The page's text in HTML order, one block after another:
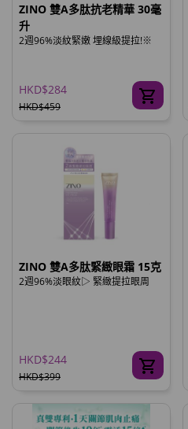
ZINO 雙A多肽抗老精華 30毫
升
2週96%淡紋緊嫩 埋線級提拉!※
HKD$284
HKD$459
ZINO 雙A多肽緊緻眼霜 15克
2週96%淡眼紋▷ 緊緻提拉眼周
HKD$244
HKD$399